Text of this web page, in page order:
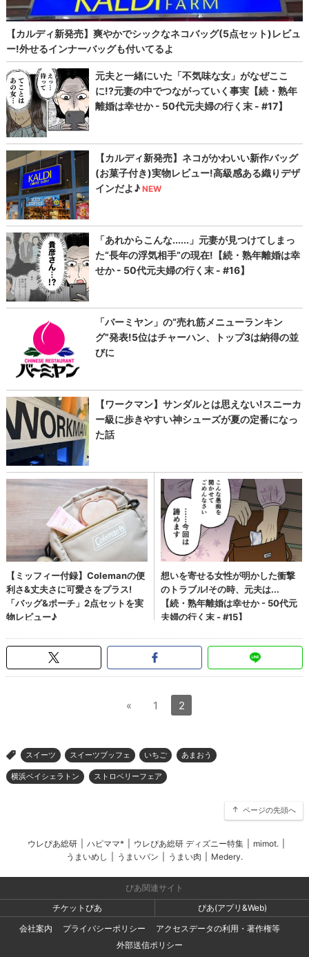
« 1 2
> スイーツ スイーツブッフェ いちご あまおう
横浜ベイシェラトン ストロベリーフェア
ページの先頭へ
ウレぴあ総研 ハピママ* ウレぴあ総研 ディズニー特集 mimot.
うまいめし
うまいパン うまい肉 Medery.
ぴあ関連サイト
チケットぴあ
ぴあ(アプリ&Web)
会社案内
プライバシーポリシー
アクセスデータの利用・著作権等
外部送信ポリシー